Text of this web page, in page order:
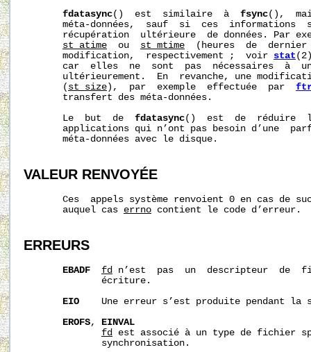
fdatasync()  est  similaire  à fsync(),
méta‐données,  sauf  si  ces  informations
récupération  ultérieure  de données. Par
st_atime
  ou
st_mtime
(heures  de
       modification,  respectivement ;  voir
stat
car  elles  ne  sont  pas  nécessaires  à
ultérieurement.  En  revanche, une
       (
st_size ),  par  exemple  effectuée  par
       transfert des méta‐données.
       Le  but  de
fdatasync()  est  de  réduire
applications qui n’ont pas besoin d’une
       méta‐données avec le disque.
VALEUR RENVOYÉE
Ces  appels système renvoient 0 en cas de
       auquel cas
errno contient le code d’erreur.
ERREURS
EBADF fd
n’est  pas  un  descripteur  de
              écriture.
EIO
Une erreur s’est produite pendant la
EROFS, EINVAL
fd
est associé à un type de fichier
              synchronisation.